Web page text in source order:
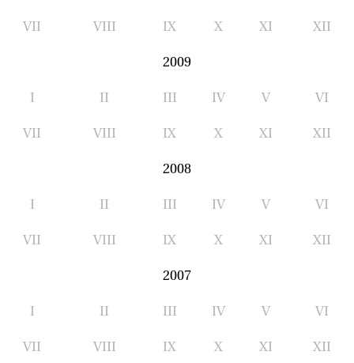
VII VIII IX X XI XII
2009
I II III IV V VI
VII VIII IX X XI XII
2008
I II III IV V VI
VII VIII IX X XI XII
2007
I II III IV V VI
VII VIII IX X XI XII